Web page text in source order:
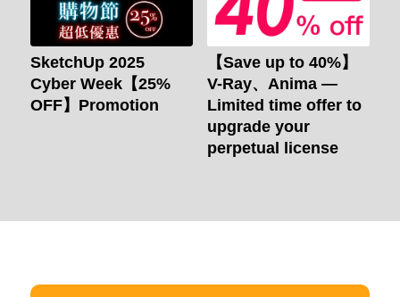
SketchUp 2025
Cyber Week【25%
OFF】Promotion
【Save up to 40%】
V-Ray、Anima —
Limited time offer to
upgrade your
perpetual license